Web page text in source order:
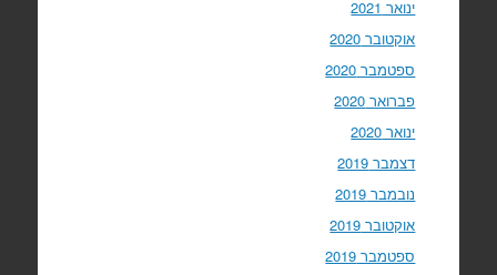
ינואר 2021
אוקטובר 2020
ספטמבר 2020
פברואר 2020
ינואר 2020
דצמבר 2019
נובמבר 2019
אוקטובר 2019
ספטמבר 2019